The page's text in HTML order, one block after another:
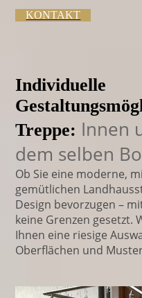
KONTAKT
Individuelle
Treppe: Innen
dem selben
Ob Sie eine moderne,
gemütlichen
Design bevorzugen –
keine Grenzen gesetzt.
Ihnen eine riesige
Oberflächen und